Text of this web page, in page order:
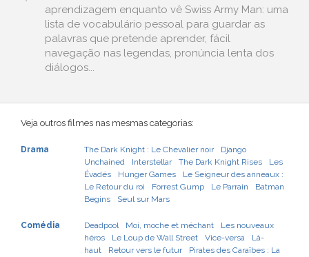
aprendizagem enquanto vê Swiss Army Man: uma
lista de vocabulário pessoal para guardar as
palavras que pretende aprender, fácil
navegação nas legendas, pronúncia lenta dos
diálogos...
Veja outros filmes nas mesmas categorias:
Drama The Dark Knight : Le Chevalier noir
Django
Unchained
Interstellar The Dark Knight Rises
Les
Évadés
Hunger Games
Le Seigneur des anneaux :
Le Retour du roi
Forrest Gump Le Parrain
Batman
Begins
Seul sur Mars
Comédia Deadpool Moi, moche et méchant
Les nouveaux
héros
Le Loup de Wall Street Vice-versa
Là-
haut
Retour vers le futur
Pirates des Caraïbes : La